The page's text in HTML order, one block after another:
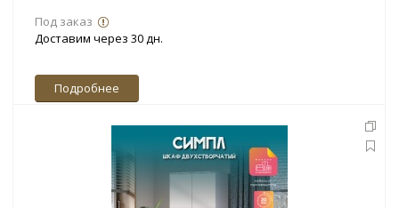
Под заказ
Доставим через 30 дн.
Подробнее